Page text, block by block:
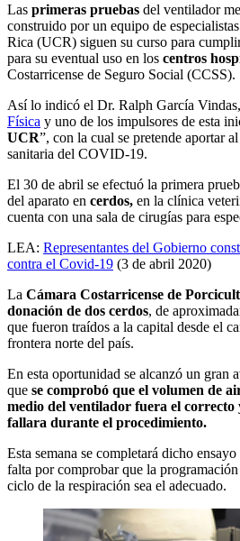
Las primeras pruebas del ventilador
construido por un equipo de
Rica (UCR) siguen su curso para
para su eventual uso en los centros
Costarricense de Seguro Social (CCSS).
Así lo indicó el Dr. Ralph García
Física y uno de los impulsores de esta
UCR”, con la cual se pretende aportar
sanitaria del COVID-19.
El 30 de abril se efectuó la primera
del aparato en cerdos, en la clínica
cuenta con una sala de cirugías para
LEA: Representantes del Gobierno
contra el Covid-19 (3 de abril 2020)
La Cámara Costarricense de
donación de dos cerdos, de
que fueron traídos a la capital desde el
frontera norte del país.
En esta oportunidad se alcanzó un gran
que se comprobó que el volumen de
medio del ventilador fuera el correcto
fallara durante el procedimiento.
Esta semana se completará dicho
falta por comprobar que la
ciclo de la respiración sea el adecuado.